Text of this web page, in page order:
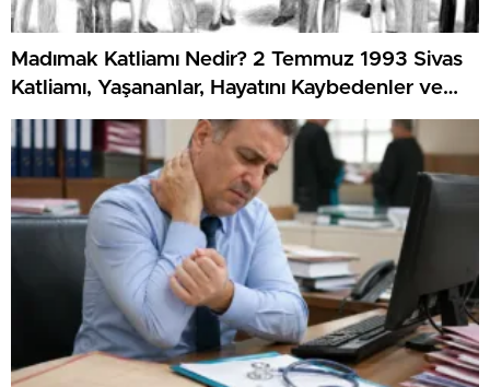
Madımak Katliamı Nedir? 2 Temmuz 1993 Sivas
Katliamı, Yaşananlar, Hayatını Kaybedenler ve
Dava Süreci